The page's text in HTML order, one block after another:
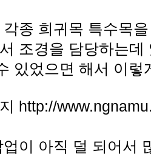
종 희귀목 특수목
조경을 담당하는
있었으면 해서 이렇
http://
이 아직 덜 되어서